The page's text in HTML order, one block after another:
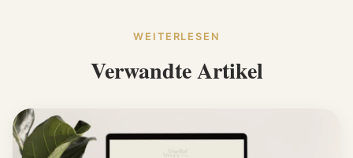
WEITERLESEN
Verwandte Artikel